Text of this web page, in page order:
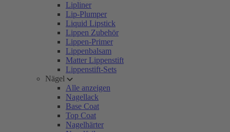
Lipliner
Lip-Plumper
Liquid Lipstick
Lippen Zubehör
Lippen-Primer
Lippenbalsam
Matter Lippenstift
Lippenstift-Sets
Nägel
Alle anzeigen
Nagellack
Base Coat
Top Coat
Nagelhärter